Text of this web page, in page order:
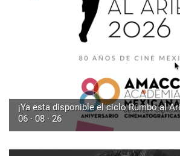
¡Ya esta disponible el ciclo Rumbo al
06 · 08 · 26